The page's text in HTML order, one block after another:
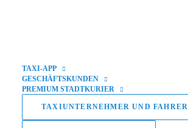
TAXI-APP
GESCHÄFTSKUNDEN
PREMIUM STADTKURIER
TAXIUNTERNEHMER UND FAHRER